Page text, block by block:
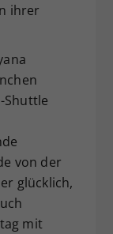
ihrer
Shuttle
von der
glücklich,
mit